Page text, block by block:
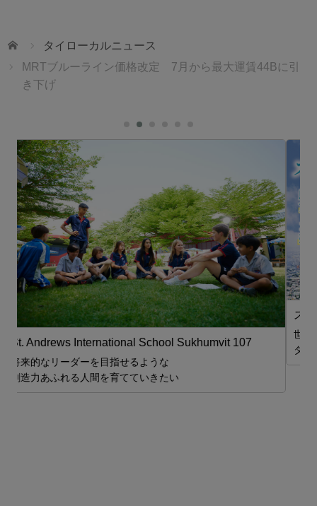
ホーム
タイローカルニュース
MRTブルーライン価格改定 7月から最大運賃44Bに引
き下げ
スターツ タイランド
ターツ